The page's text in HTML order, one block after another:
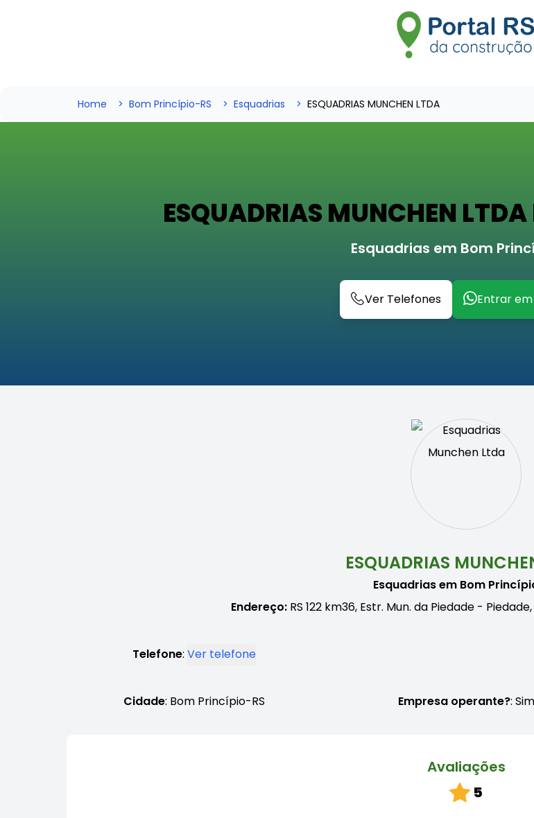
Home Bom Princípio-RS Esquadrias ESQUADRIAS MUNCHEN LTDA
ESQUADRIAS MUNCHEN
Esquadrias em Bom
Ver Telefones Entrar
ESQUADRIAS
Esquadrias em Bom
Endereço: RS 122 km36, Estr. Mun. da Piedade -
Telefone: Ver telefone
Cidade: Bom Princípio-RS Empresa operante?: Sim
Avaliações
5